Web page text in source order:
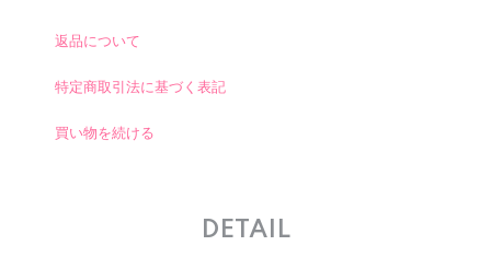
返品について
特定商取引法に基づく表記
買い物を続ける
DETAIL